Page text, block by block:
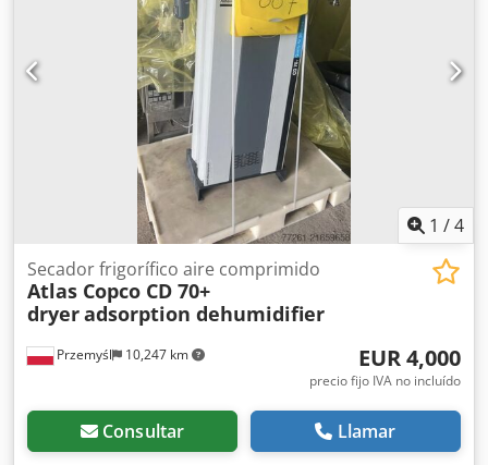
1 /4
Przemyśl 10,247 km
Secador frigorífico aire comprimido
Atlas Copco CD 70+
dryeradsorption dehumidifier
EUR 4,000
precio fijo IVA no incluído
Consultar Llamar